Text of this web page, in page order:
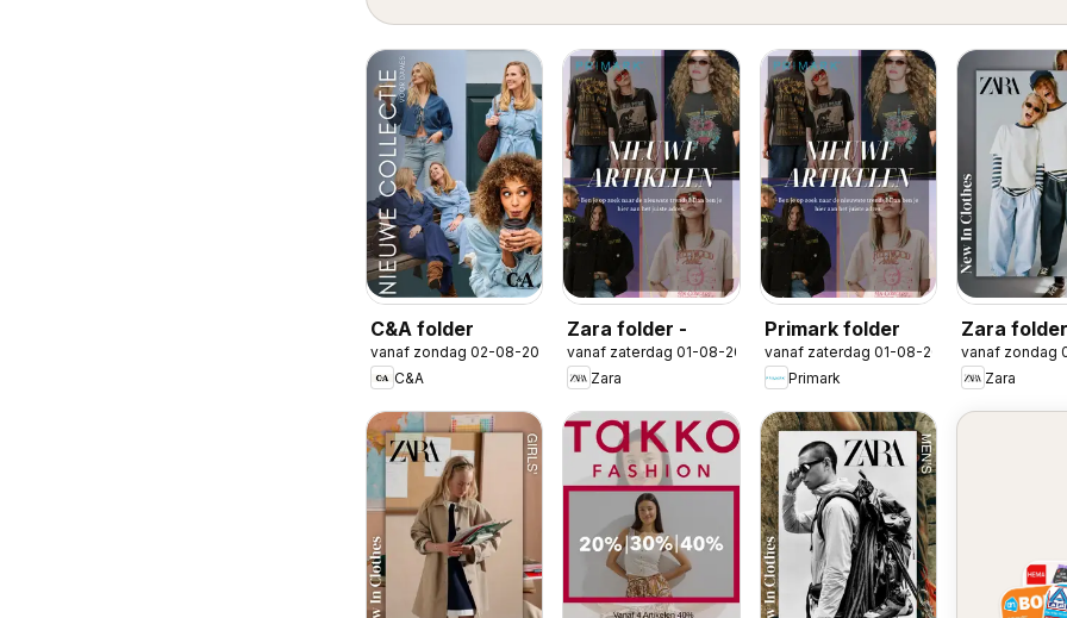
C&A folder
vanaf zondag 02-08-2026
C&A
Zara folder -
vanaf zaterdag 01-08-2026
Zara
Primark folder
vanaf zaterdag 01-08-2026
Primark
Zara
in Boys
vanaf zondag
Zara